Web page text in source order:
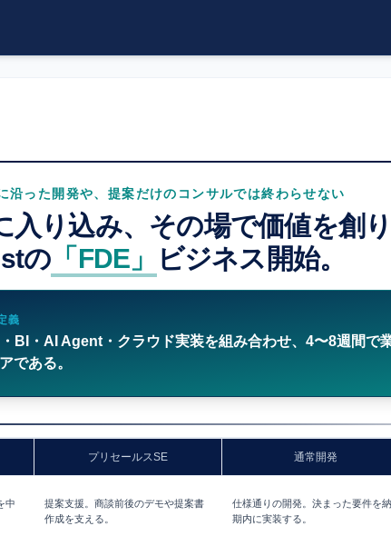
沿った開発や、提案だけのコンサルでは終わらせない
入り込み、その場で価値を創
の 「FDE」 ビジネス開始。
義
BI・AI Agent・クラウド実装を組み合わせ、4〜8週間で
である。
プリセールスSE 通常開発
中
提案支援。商談前後のデモや提案書
作成を支える。
仕様通りの開発。決まった要件を納
期内に実装する。